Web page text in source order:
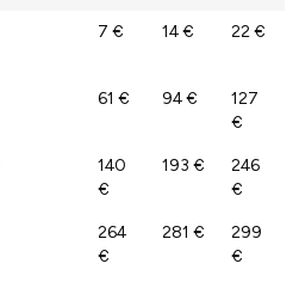
7 € 14 € 22 €
61 € 94 €
127
€
140
€
193 €
246
€
264
€
281 €
299
€